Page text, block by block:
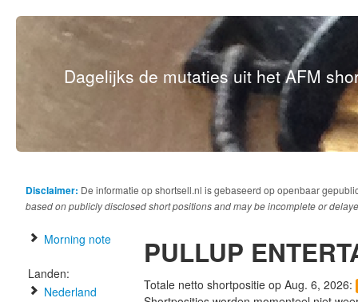
Dagelijks de mutaties uit het AFM
Disclaimer: De informatie op shortsell.nl is gebaseerd op openbaar
based on publicly disclosed short positions and may be incomplete or
Morning note
Landen:
Nederland
PULLUP
Totale netto shortpositie op Aug. 6, 2026: